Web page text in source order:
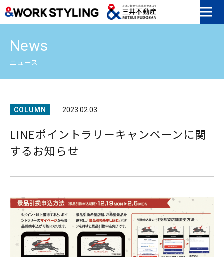
News
ニュース
COLUMN 2023.02.03
LINEポイントラリーキャンペーンに関
するお知らせ